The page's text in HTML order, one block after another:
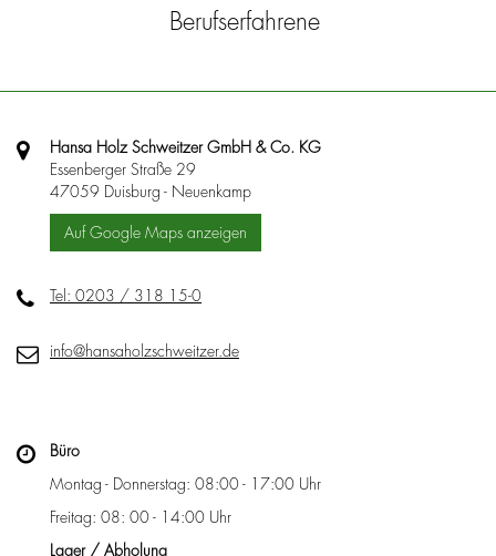
Berufserfahrene
Hansa Holz Schweitzer GmbH & Co. KG
Essenberger Straße 29
47059 Duisburg - Neuenkamp
Auf Google Maps anzeigen
Tel: 0203 / 318 15-0
info@hansaholzschweitzer.de
Büro
Montag - Donnerstag: 08:00 - 17:00 Uhr
Freitag: 08: 00 - 14:00 Uhr
Lager / Abholung